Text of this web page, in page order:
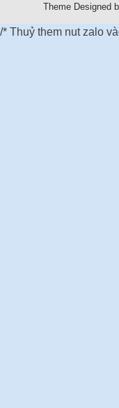
Theme Designed
/* Thuỷ them nut zalo